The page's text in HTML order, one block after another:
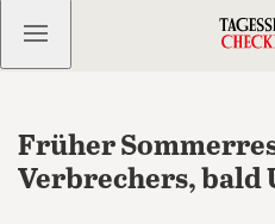
Kostenlos anmelden
Früher
Verbrechers, bald